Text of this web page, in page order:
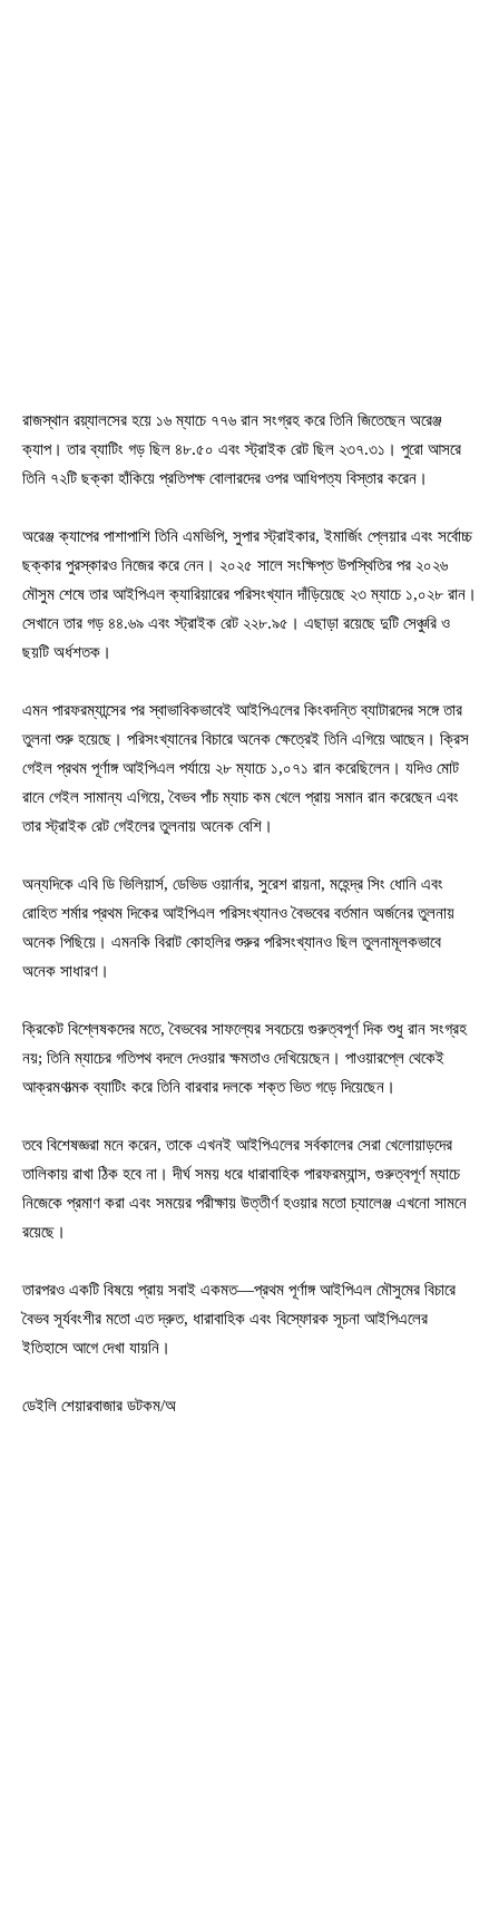
রাজস্থান রয়্যালসের হয়ে ১৬ ম্যাচে ৭৭৬ রান সংগ্রহ করে তিনি জিতেছেন অরেঞ্জ
ক্যাপ। তার ব্যাটিং গড় ছিল ৪৮.৫০ এবং স্ট্রাইক রেট ছিল ২৩৭.৩১। পুরো আসরে
তিনি ৭২টি ছক্কা হাঁকিয়ে প্রতিপক্ষ বোলারদের ওপর আধিপত্য বিস্তার করেন।
অরেঞ্জ ক্যাপের পাশাপাশি তিনি এমভিপি, সুপার স্ট্রাইকার, ইমার্জিং প্লেয়ার এবং সর্বোচ্চ
ছক্কার পুরস্কারও নিজের করে নেন। ২০২৫ সালে সংক্ষিপ্ত উপস্থিতির পর ২০২৬
মৌসুম শেষে তার আইপিএল ক্যারিয়ারের পরিসংখ্যান দাঁড়িয়েছে ২৩ ম্যাচে ১,০২৮ রান।
সেখানে তার গড় ৪৪.৬৯ এবং স্ট্রাইক রেট ২২৮.৯৫। এছাড়া রয়েছে দুটি সেঞ্চুরি ও
ছয়টি অর্ধশতক।
এমন পারফরম্যান্সের পর স্বাভাবিকভাবেই আইপিএলের কিংবদন্তি ব্যাটারদের সঙ্গে তার
তুলনা শুরু হয়েছে। পরিসংখ্যানের বিচারে অনেক ক্ষেত্রেই তিনি এগিয়ে আছেন। ক্রিস
গেইল প্রথম পূর্ণাঙ্গ আইপিএল পর্যায়ে ২৮ ম্যাচে ১,০৭১ রান করেছিলেন। যদিও মোট
রানে গেইল সামান্য এগিয়ে, বৈভব পাঁচ ম্যাচ কম খেলে প্রায় সমান রান করেছেন এবং
তার স্ট্রাইক রেট গেইলের তুলনায় অনেক বেশি।
অন্যদিকে এবি ডি ভিলিয়ার্স, ডেভিড ওয়ার্নার, সুরেশ রায়না, মহেন্দ্র সিং ধোনি এবং
রোহিত শর্মার প্রথম দিকের আইপিএল পরিসংখ্যানও বৈভবের বর্তমান অর্জনের তুলনায়
অনেক পিছিয়ে। এমনকি বিরাট কোহলির শুরুর পরিসংখ্যানও ছিল তুলনামূলকভাবে
অনেক সাধারণ।
ক্রিকেট বিশ্লেষকদের মতে, বৈভবের সাফল্যের সবচেয়ে গুরুত্বপূর্ণ দিক শুধু রান সংগ্রহ
নয়; তিনি ম্যাচের গতিপথ বদলে দেওয়ার ক্ষমতাও দেখিয়েছেন। পাওয়ারপ্লে থেকেই
আক্রমণাত্মক ব্যাটিং করে তিনি বারবার দলকে শক্ত ভিত গড়ে দিয়েছেন।
তবে বিশেষজ্ঞরা মনে করেন, তাকে এখনই আইপিএলের সর্বকালের সেরা খেলোয়াড়দের
তালিকায় রাখা ঠিক হবে না। দীর্ঘ সময় ধরে ধারাবাহিক পারফরম্যান্স, গুরুত্বপূর্ণ ম্যাচে
নিজেকে প্রমাণ করা এবং সময়ের পরীক্ষায় উত্তীর্ণ হওয়ার মতো চ্যালেঞ্জ এখনো সামনে
রয়েছে।
তারপরও একটি বিষয়ে প্রায় সবাই একমত—প্রথম পূর্ণাঙ্গ আইপিএল মৌসুমের বিচারে
বৈভব সূর্যবংশীর মতো এত দ্রুত, ধারাবাহিক এবং বিস্ফোরক সূচনা আইপিএলের
ইতিহাসে আগে দেখা যায়নি।
ডেইলি শেয়ারবাজার ডটকম/অ